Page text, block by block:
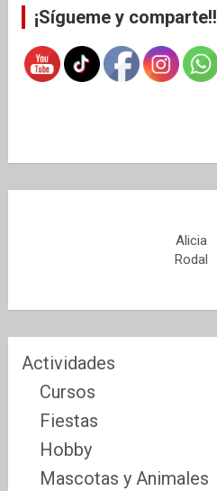
¡Sígueme y comparte!!
Alicia
Rodal
Actividades
Cursos
Fiestas
Hobby
Mascotas y Animales